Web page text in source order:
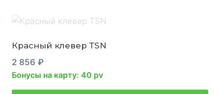
Красный клевер ТSN
2 856 ₽
Бонусы на карту: 40 pv